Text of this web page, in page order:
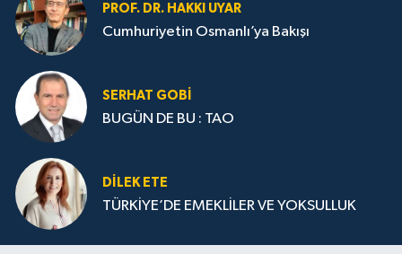
PROF. DR. HAKKI UYAR
Cumhuriyetin Osmanlı’ya Bakışı
SERHAT GOBİ
BUGÜN DE BU : TAO
DILEK ETE
TÜRKİYE’DE EMEKLİLER VE YOKSULLUK